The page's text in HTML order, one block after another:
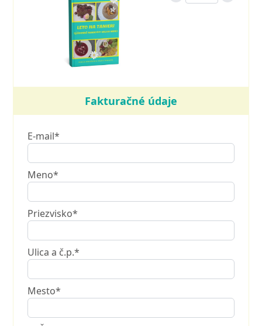
Fakturačné údaje
E-mail*
Meno*
Priezvisko*
Ulica a č.p.*
Mesto*